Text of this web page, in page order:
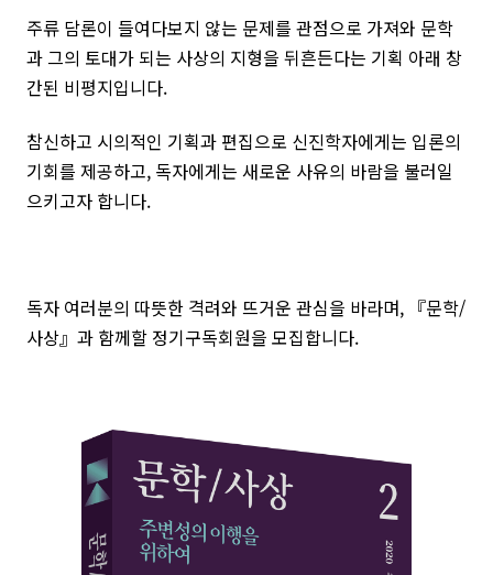
주류 담론이 들여다보지 않는 문제를 관점으로 가져와 문학
과 그의 토대가 되는 사상의 지형을 뒤흔든다는 기획 아래 창
간된 비평지입니다.
참신하고 시의적인 기획과 편집으로 신진학자에게는 입론의
기회를 제공하고, 독자에게는 새로운 사유의 바람을 불러일
으키고자 합니다.
독자 여러분의 따뜻한 격려와 뜨거운 관심을 바라며, 『문학/
사상』과 함께할 정기구독회원을 모집합니다.